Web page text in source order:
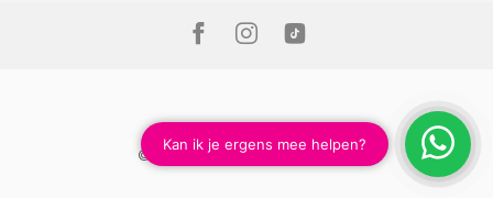
© Copyright 2026 Magic Nails B.V.